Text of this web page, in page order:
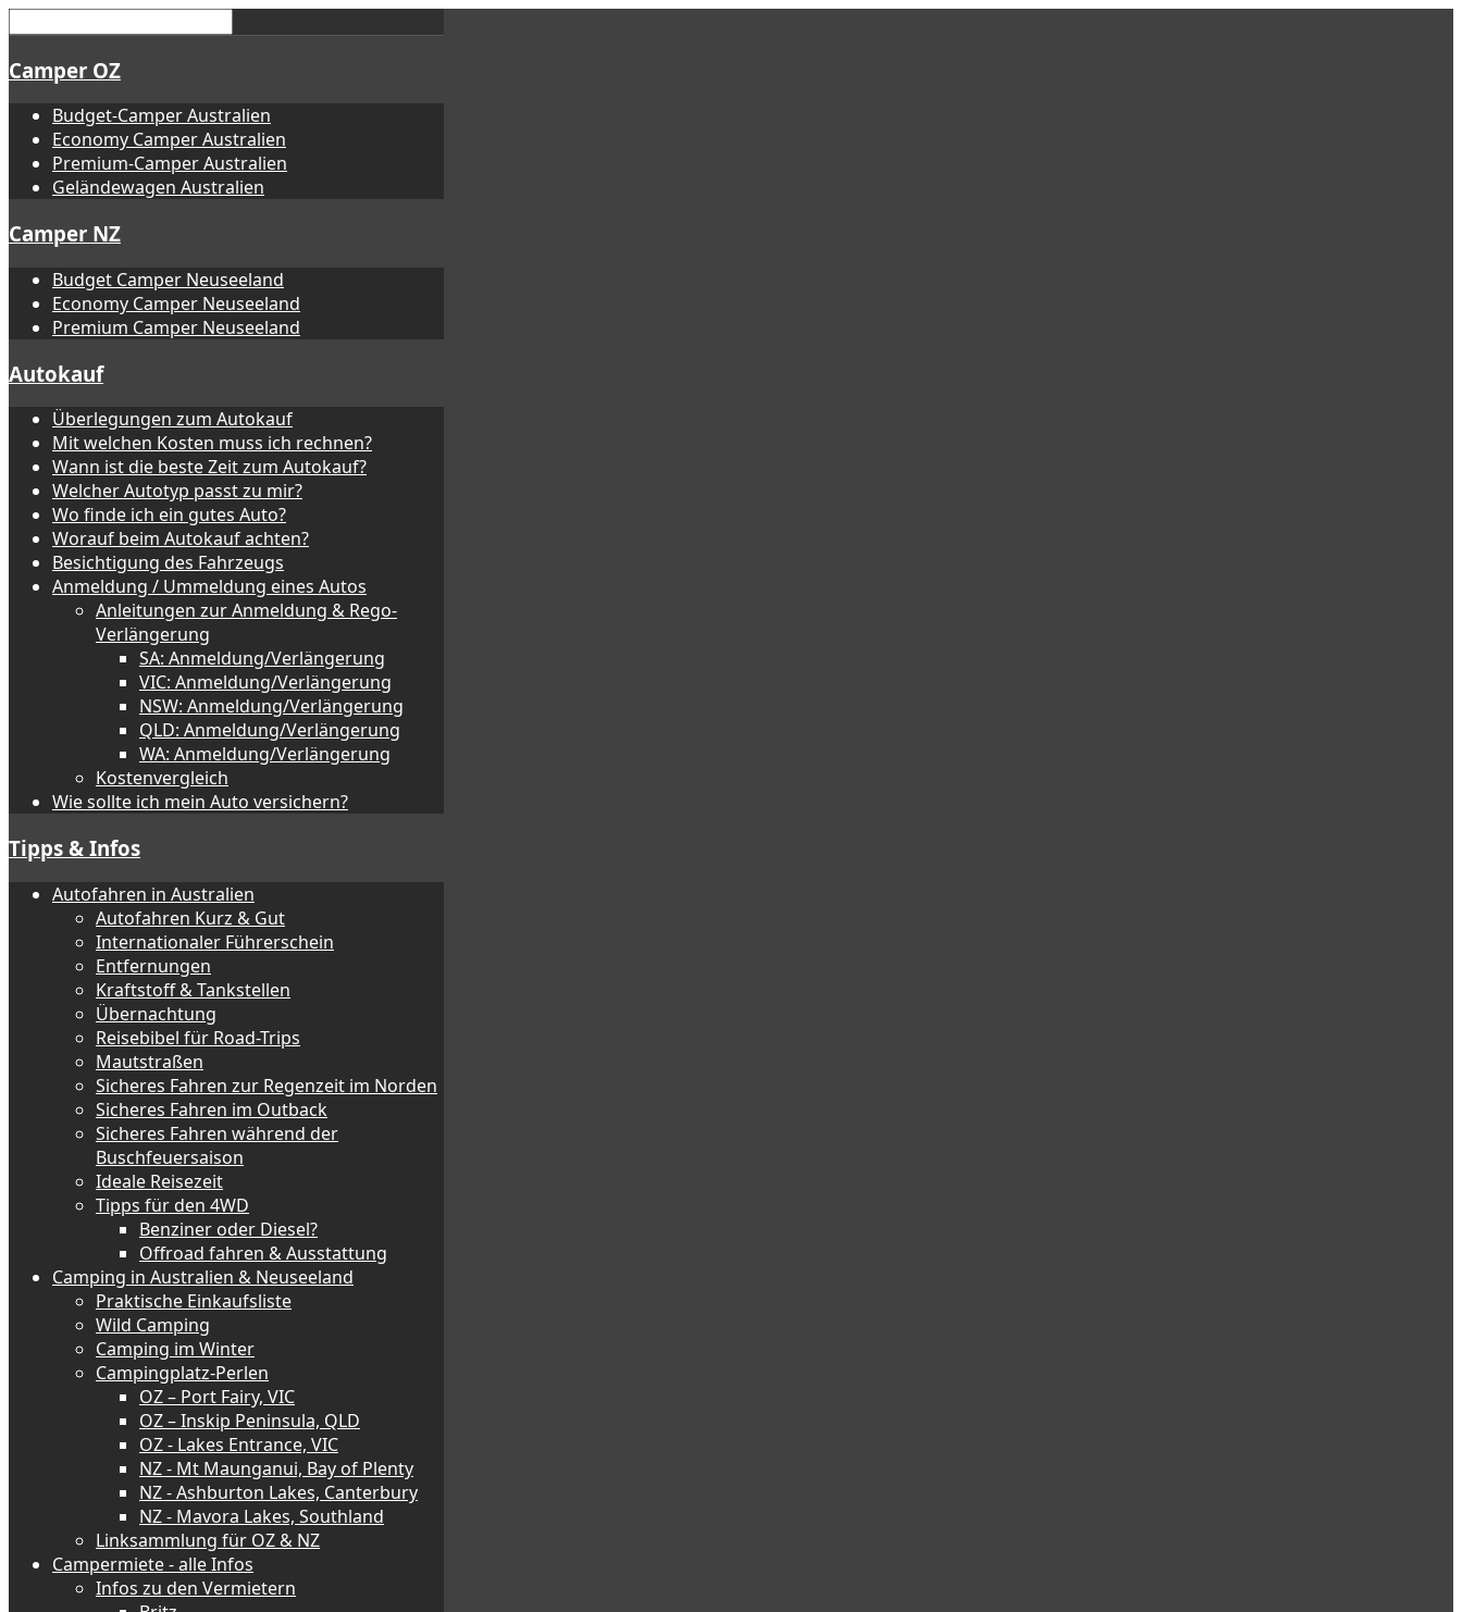
Camper OZ
Budget-Camper Australien
Economy Camper Australien
Premium-Camper Australien
Geländewagen Australien
Camper NZ
Budget Camper Neuseeland
Economy Camper Neuseeland
Premium Camper Neuseeland
Autokauf
Überlegungen zum Autokauf
Mit welchen Kosten muss ich rechnen?
Wann ist die beste Zeit zum Autokauf?
Welcher Autotyp passt zu mir?
Wo finde ich ein gutes Auto?
Worauf beim Autokauf achten?
Besichtigung des Fahrzeugs
Anmeldung / Ummeldung eines Autos
Anleitungen zur Anmeldung & Rego-
Verlängerung
SA: Anmeldung/Verlängerung
VIC: Anmeldung/Verlängerung
NSW: Anmeldung/Verlängerung
QLD: Anmeldung/Verlängerung
WA: Anmeldung/Verlängerung
Kostenvergleich
Wie sollte ich mein Auto versichern?
Tipps & Infos
Autofahren in Australien
Autofahren Kurz & Gut
Internationaler Führerschein
Entfernungen
Kraftstoff & Tankstellen
Übernachtung
Reisebibel für Road-Trips
Mautstraßen
Sicheres Fahren zur Regenzeit im Norden
Sicheres Fahren im Outback
Sicheres Fahren während der
Buschfeuersaison
Ideale Reisezeit
Tipps für den 4WD
Benziner oder Diesel?
Offroad fahren & Ausstattung
Camping in Australien & Neuseeland
Praktische Einkaufsliste
Wild Camping
Camping im Winter
Campingplatz-Perlen
OZ – Port Fairy, VIC
OZ – Inskip Peninsula, QLD
OZ - Lakes Entrance, VIC
NZ - Mt Maunganui, Bay of Plenty
NZ - Ashburton Lakes, Canterbury
NZ - Mavora Lakes, Southland
Linksammlung für OZ & NZ
Campermiete - alle Infos
Infos zu den Vermietern